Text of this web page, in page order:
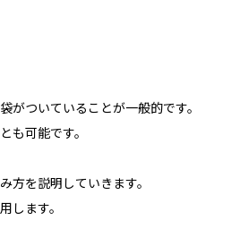
がついていることが一般的です。
も可能です。
方を説明していきます。
します。